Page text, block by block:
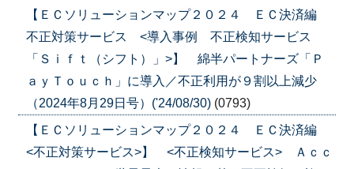
【ＥＣソリューションマップ２０２４ ＥＣ決済編
不正対策サービス <導入事例 不正検知サービス
「Ｓｉｆｔ（シフト）」>】 綿半パートナーズ「Ｐ
ａｙＴｏｕｃｈ」に導入／不正利用が９割以上減少
（2024年8月29日号）('24/08/30) (0793)
【ＥＣソリューションマップ２０２４ ＥＣ決済編
<不正対策サービス>】 <不正検知サービス> Ａｃｃ